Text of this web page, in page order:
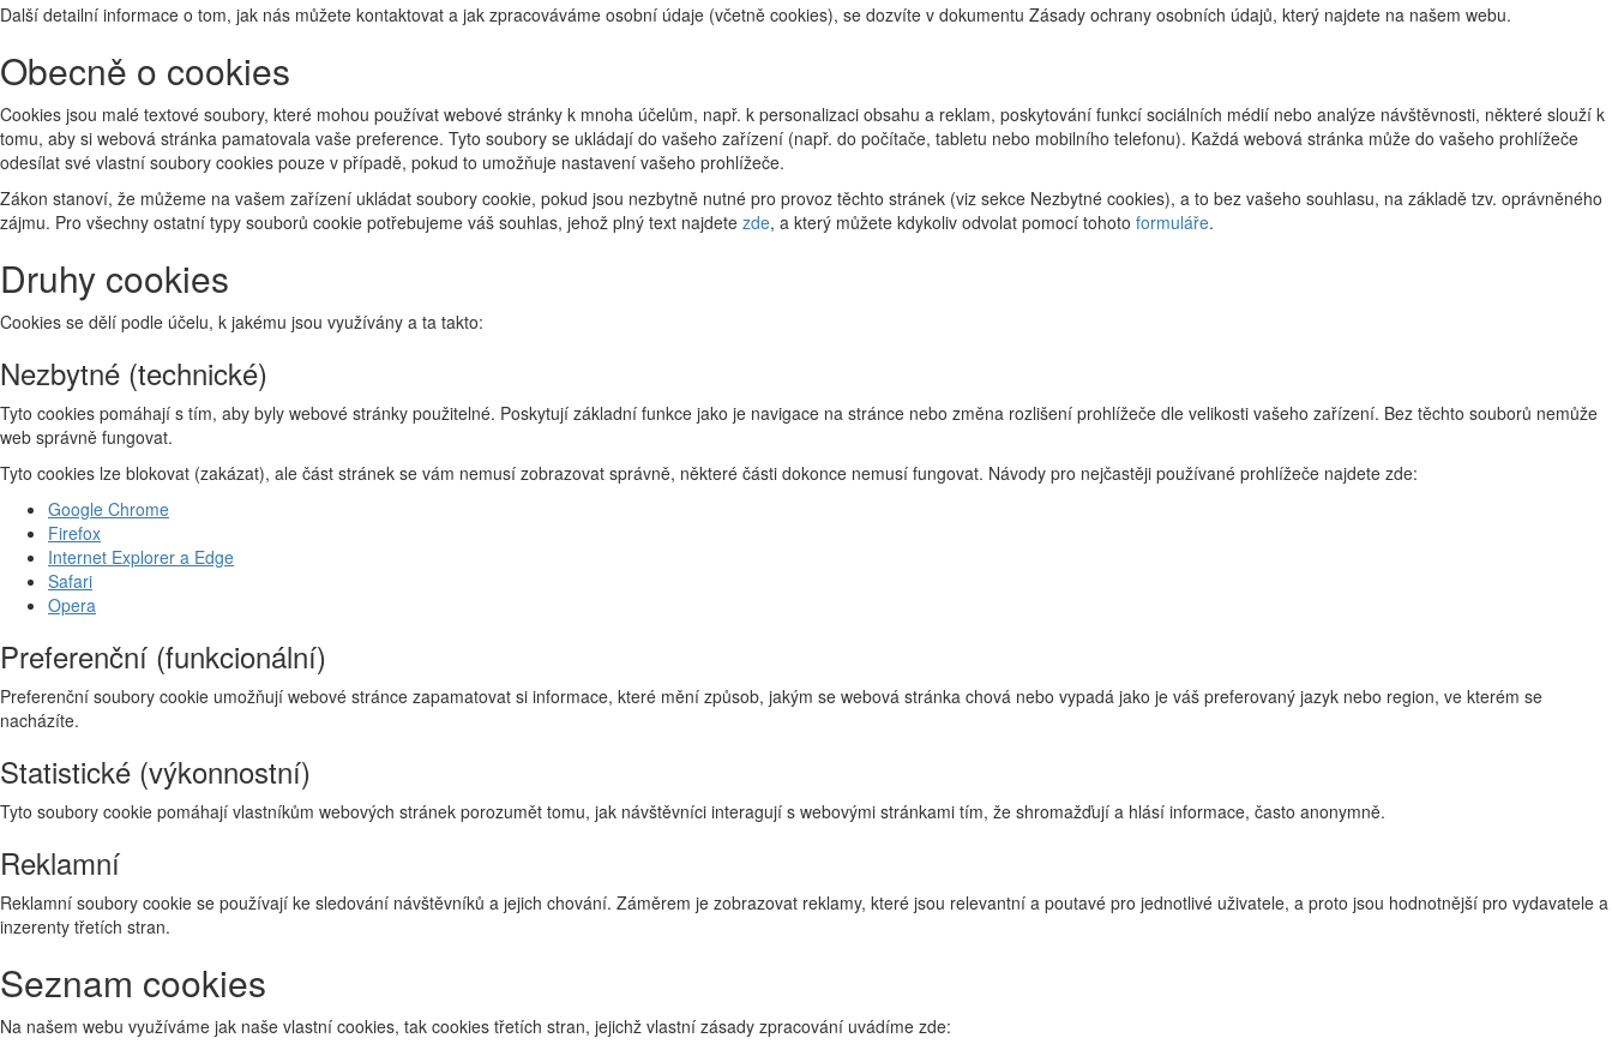
Další detailní informace o tom, jak nás můžete kontaktovat a jak zpracováváme osobní údaje (včetně cookies), se dozvíte v dokumentu Zásady ochrany osobních údajů, který najdete na našem webu.
Obecně o cookies
Cookies jsou malé textové soubory, které mohou používat webové stránky k mnoha účelům, např. k personalizaci obsahu a reklam, poskytování funkcí sociálních médií nebo analýze návštěvnosti, některé slouží k
tomu, aby si webová stránka pamatovala vaše preference. Tyto soubory se ukládají do vašeho zařízení (např. do počítače, tabletu nebo mobilního telefonu). Každá webová stránka může do vašeho prohlížeče
odesílat své vlastní soubory cookies pouze v případě, pokud to umožňuje nastavení vašeho prohlížeče.
Zákon stanoví, že můžeme na vašem zařízení ukládat soubory cookie, pokud jsou nezbytně nutné pro provoz těchto stránek (viz sekce Nezbytné cookies), a to bez vašeho souhlasu, na základě tzv. oprávněného
zájmu. Pro všechny ostatní typy souborů cookie potřebujeme váš souhlas, jehož plný text najdete zde, a který můžete kdykoliv odvolat pomocí tohoto formuláře.
Druhy cookies
Cookies se dělí podle účelu, k jakému jsou využívány a ta takto:
Nezbytné (technické)
Tyto cookies pomáhají s tím, aby byly webové stránky použitelné. Poskytují základní funkce jako je navigace na stránce nebo změna rozlišení prohlížeče dle velikosti vašeho zařízení. Bez těchto souborů nemůže
web správně fungovat.
Tyto cookies lze blokovat (zakázat), ale část stránek se vám nemusí zobrazovat správně, některé části dokonce nemusí fungovat. Návody pro nejčastěji používané prohlížeče najdete zde:
Google Chrome
Firefox
Internet Explorer a Edge
Safari
Opera
Preferenční (funkcionální)
Preferenční soubory cookie umožňují webové stránce zapamatovat si informace, které mění způsob, jakým se webová stránka chová nebo vypadá jako je váš preferovaný jazyk nebo region, ve kterém se
nacházíte.
Statistické (výkonnostní)
Tyto soubory cookie pomáhají vlastníkům webových stránek porozumět tomu, jak návštěvníci interagují s webovými stránkami tím, že shromažďují a hlásí informace, často anonymně.
Reklamní
Reklamní soubory cookie se používají ke sledování návštěvníků a jejich chování. Záměrem je zobrazovat reklamy, které jsou relevantní a poutavé pro jednotlivé uživatele, a proto jsou hodnotnější pro vydavatele a
inzerenty třetích stran.
Seznam cookies
Na našem webu využíváme jak naše vlastní cookies, tak cookies třetích stran, jejichž vlastní zásady zpracování uvádíme zde: